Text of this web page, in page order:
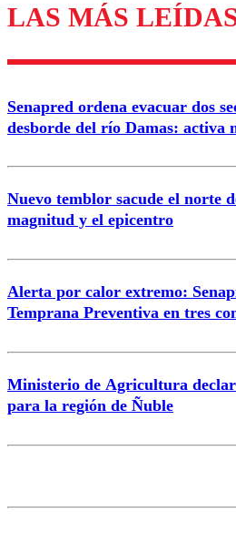
Los comentarios son
diálogo
Correo
LAS MÁS
Senapred ordena evacuar dos
desborde del río Damas: activa
Nuevo temblor sacude el norte
magnitud y el epicentro
Alerta por calor extremo:
Temprana Preventiva en tres
Ministerio de Agricultura
para la región de Ñuble